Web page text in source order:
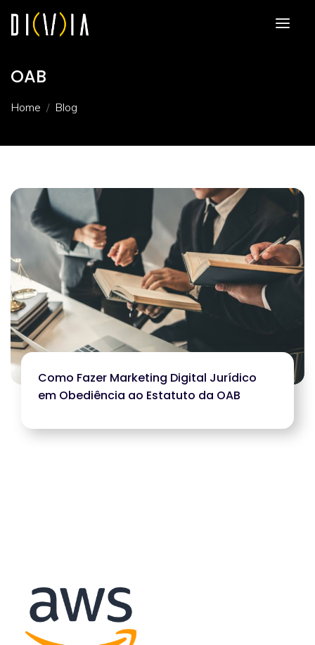
OAB
Home Blog
Como Fazer Marketing Digital Jurídico
em Obediência ao Estatuto da OAB